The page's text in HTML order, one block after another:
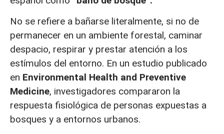
No se refiere a bañarse literalmente, si no de
permanecer en un ambiente forestal, caminar
despacio, respirar y prestar atención a los
estímulos del entorno. En un estudio publicado
en Environmental Health and Preventive
Medicine, investigadores compararon la
respuesta fisiológica de personas expuestas a
bosques y a entornos urbanos.